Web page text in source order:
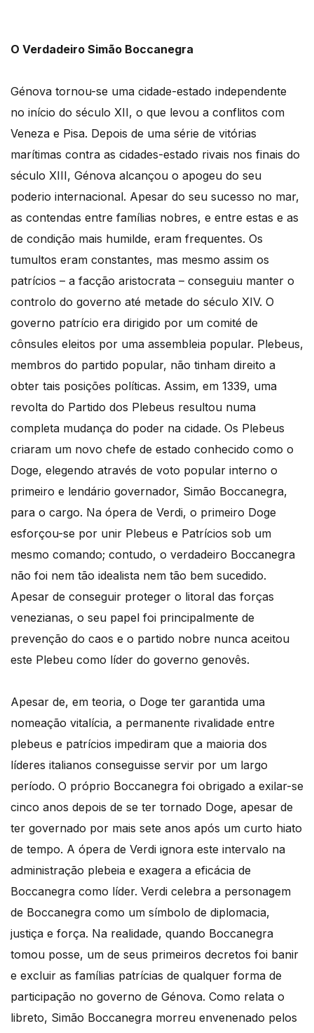
O Verdadeiro Simão Boccanegra
Génova tornou-se uma cidade-estado independente
no início do século XII, o que levou a conflitos com
Veneza e Pisa. Depois de uma série de vitórias
marítimas contra as cidades-estado rivais nos finais do
século XIII, Génova alcançou o apogeu do seu
poderio internacional. Apesar do seu sucesso no mar,
as contendas entre famílias nobres, e entre estas e as
de condição mais humilde, eram frequentes. Os
tumultos eram constantes, mas mesmo assim os
patrícios – a facção aristocrata – conseguiu manter o
controlo do governo até metade do século XIV. O
governo patrício era dirigido por um comité de
cônsules eleitos por uma assembleia popular. Plebeus,
membros do partido popular, não tinham direito a
obter tais posições políticas. Assim, em 1339, uma
revolta do Partido dos Plebeus resultou numa
completa mudança do poder na cidade. Os Plebeus
criaram um novo chefe de estado conhecido como o
Doge, elegendo através de voto popular interno o
primeiro e lendário governador, Simão Boccanegra,
para o cargo. Na ópera de Verdi, o primeiro Doge
esforçou-se por unir Plebeus e Patrícios sob um
mesmo comando; contudo, o verdadeiro Boccanegra
não foi nem tão idealista nem tão bem sucedido.
Apesar de conseguir proteger o litoral das forças
venezianas, o seu papel foi principalmente de
prevenção do caos e o partido nobre nunca aceitou
este Plebeu como líder do governo genovês.
Apesar de, em teoria, o Doge ter garantida uma
nomeação vitalícia, a permanente rivalidade entre
plebeus e patrícios impediram que a maioria dos
líderes italianos conseguisse servir por um largo
período. O próprio Boccanegra foi obrigado a exilar-se
cinco anos depois de se ter tornado Doge, apesar de
ter governado por mais sete anos após um curto hiato
de tempo. A ópera de Verdi ignora este intervalo na
administração plebeia e exagera a eficácia de
Boccanegra como líder. Verdi celebra a personagem
de Boccanegra como um símbolo de diplomacia,
justiça e força. Na realidade, quando Boccanegra
tomou posse, um de seus primeiros decretos foi banir
e excluir as famílias patrícias de qualquer forma de
participação no governo de Génova. Como relata o
libreto, Simão Boccanegra morreu envenenado pelos